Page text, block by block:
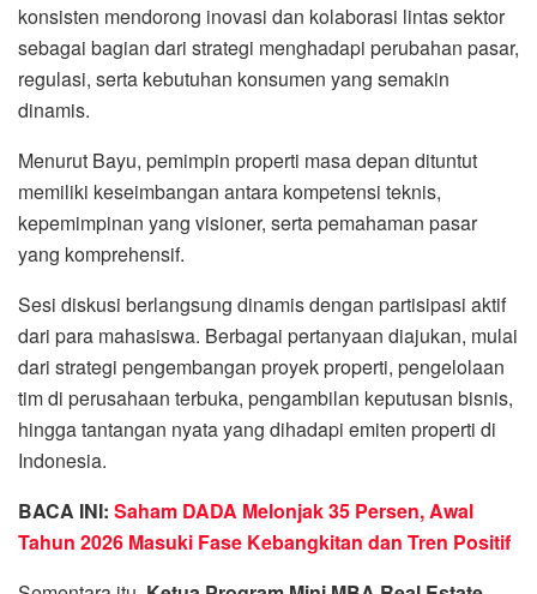
konsisten mendorong inovasi dan kolaborasi lintas sektor
sebagai bagian dari strategi menghadapi perubahan pasar,
regulasi, serta kebutuhan konsumen yang semakin
dinamis.
Menurut Bayu, pemimpin properti masa depan dituntut
memiliki keseimbangan antara kompetensi teknis,
kepemimpinan yang visioner, serta pemahaman pasar
yang komprehensif.
Sesi diskusi berlangsung dinamis dengan partisipasi aktif
dari para mahasiswa. Berbagai pertanyaan diajukan, mulai
dari strategi pengembangan proyek properti, pengelolaan
tim di perusahaan terbuka, pengambilan keputusan bisnis,
hingga tantangan nyata yang dihadapi emiten properti di
Indonesia.
BACA INI: Saham DADA Melonjak 35 Persen, Awal
Tahun 2026 Masuki Fase Kebangkitan dan Tren Positif